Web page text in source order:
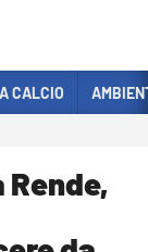
CALCIO
Rende,